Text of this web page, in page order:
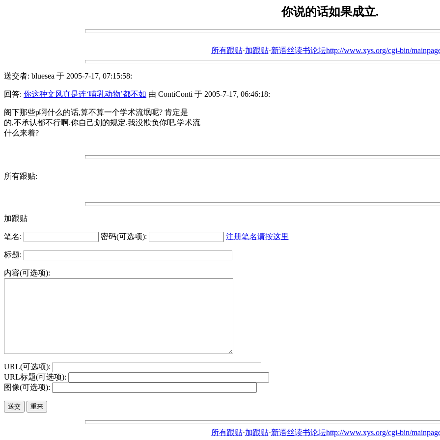
你说的话如果成立.
所有跟贴·加跟贴·新语丝读书论坛http://www.xys.org/cgi-bin/
送交者: bluesea 于 2005-7-17, 07:15:58:
回答: 你这种文风真是连‘哺乳动物’都不如 由 ContiConti 于 2005-7-17, 06:46:18:
阁下那些p啊什么的话,算不算一个学术流氓呢? 肯定是
的,不承认都不行啊.你自己划的规定.我没欺负你吧,学术流
什么来着?
所有跟贴:
加跟贴
笔名: 密码(可选项): 注册笔名请按这里
标题:
内容(可选项):
URL(可选项):
URL标题(可选项):
图像(可选项):
所有跟贴·加跟贴·新语丝读书论坛http://www.xys.org/cgi-bin/